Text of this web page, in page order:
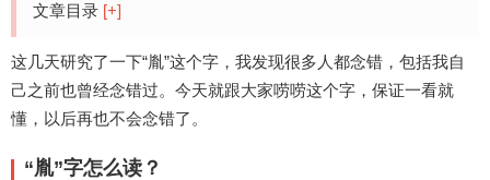
文章目录 [+]
这几天研究了一下“胤”这个字，我发现很多人都念错，包括我自
己之前也曾经念错过。今天就跟大家唠唠这个字，保证一看就
懂，以后再也不会念错了。
“胤”字怎么读？